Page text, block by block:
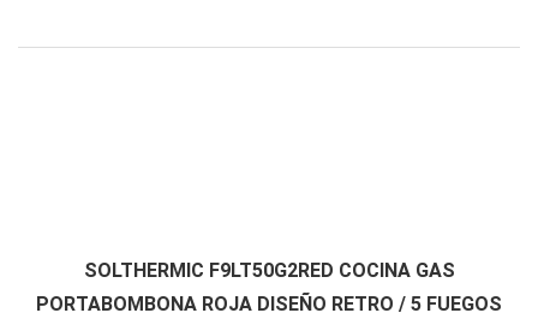
SOLTHERMIC F9LT50G2RED COCINA GAS
PORTABOMBONA ROJA DISEÑO RETRO / 5 FUEGOS